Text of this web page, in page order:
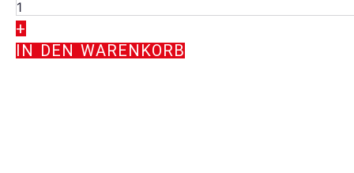
-
Trust
+
IN DEN WARENKORB